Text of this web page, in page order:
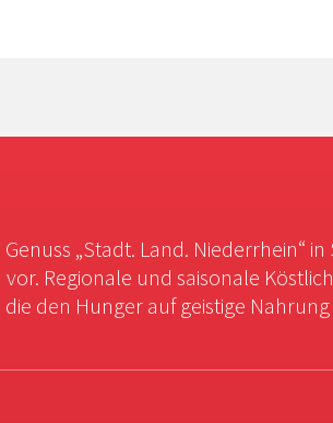
„Stadt. Land. Niederrhein“
Regionale und saisonale
den Hunger auf geistige